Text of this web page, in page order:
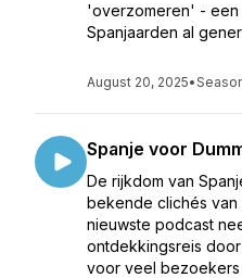
'overzomeren' - een
Spanjaarden al
August 20, 2025•
Spanje voor
De rijkdom van
bekende clichés van
nieuwste podcast
ontdekkingsreis
voor veel